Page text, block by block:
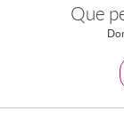
Que